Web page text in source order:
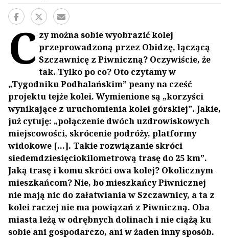
C zy można sobie wyobrazić kolej
przeprowadzoną przez Obidzę, łączącą
Szczawnicę z Piwniczną? Oczywiście, że
tak. Tylko po co? Oto czytamy w
„Tygodniku Podhalańskim” peany na cześć
projektu tejże kolei. Wymienione są „korzyści
wynikające z uruchomienia kolei górskiej”. Jakie,
już cytuję: „połączenie dwóch uzdrowiskowych
miejscowości, skrócenie podróży, platformy
widokowe [...]. Takie rozwiązanie skróci
siedemdziesięciokilometrową trasę do 25 km”.
Jaką trasę i komu skróci owa kolej? Okolicznym
mieszkańcom? Nie, bo mieszkańcy Piwnicznej
nie mają nic do załatwiania w Szczawnicy, a ta z
kolei raczej nie ma powiązań z Piwniczną. Oba
miasta leżą w odrębnych dolinach i nie ciążą ku
sobie ani gospodarczo, ani w żaden inny sposób.